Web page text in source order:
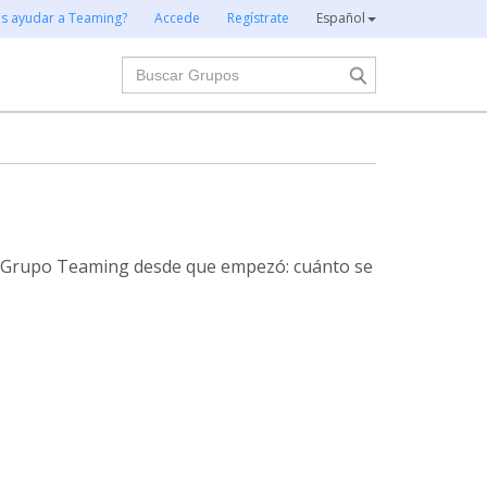
ayudar a Teaming? Accede Regístrate Español
Buscar
Teaming desde que empezó: cuánto se